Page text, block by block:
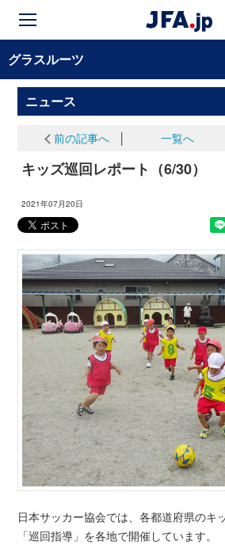
グラスルーツ
ニュース
前の記事へ 一覧へ
キッズ巡回レポート（6/30）
2021年07月20日
日本サッカー協会では、各都道府県のキ
「巡回指導」を各地で開催しています。